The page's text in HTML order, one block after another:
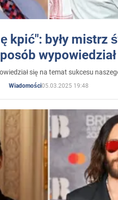
kpić": były mistrz
się na temat sukcesu
Wiadomości05.03.2025 19:48